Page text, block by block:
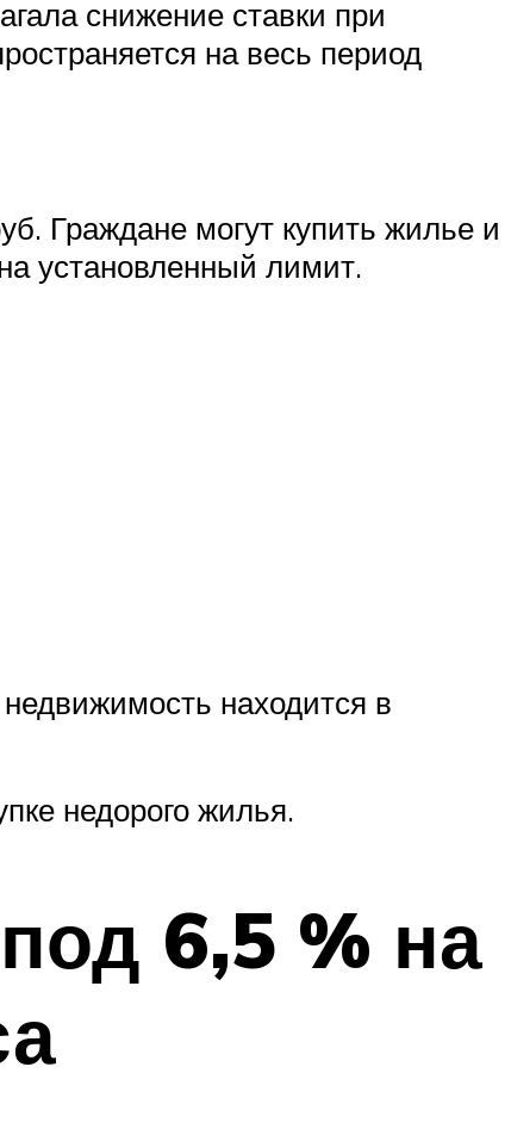
снижение ставки при
на весь период
Граждане могут купить жилье и
установленный лимит.
находится в
недорого жилья.
6,5 % на